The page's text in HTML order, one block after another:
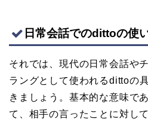
日常会話でのdittoの使
それでは、現代の日常会話や
ラングとして使われるdittoの
きましょう。基本的な意味で
て、相手の言ったことに対し